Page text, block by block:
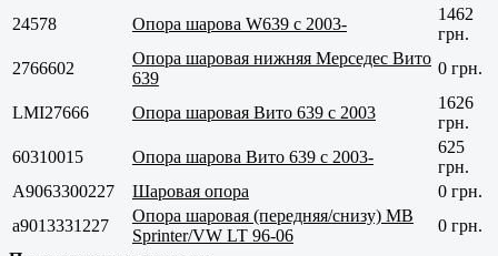
24578
Опора шарова W639 с 2003-
1462
грн.
2766602
Опора шаровая нижняя Мерседес Вито
639
0 грн.
LMI27666 Опора шаровая Вито 639 с 2003
1626
грн.
60310015
Опора шарова Вито 639 с 2003-
625
грн.
A9063300227
Шаровая опора
0 грн.
a9013331227
Опора шаровая (передняя/снизу) MB
Sprinter/VW LT 96-06
0 грн.